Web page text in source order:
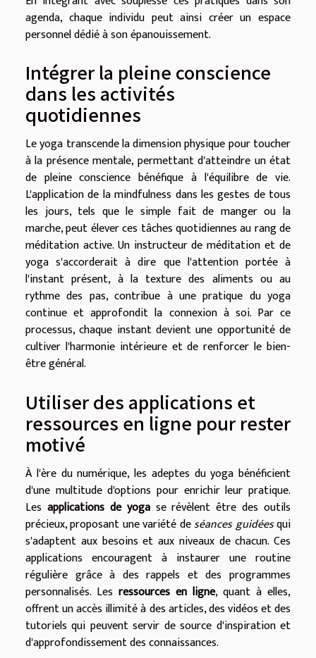
agenda, chaque individu peut ainsi créer un espace
personnel dédié à son épanouissement.
Intégrer la pleine conscience
dans les activités
quotidiennes
Le yoga transcende la dimension physique pour toucher
à la présence mentale, permettant d'atteindre un état
de pleine conscience bénéfique à l'équilibre de vie.
L'application de la mindfulness dans les gestes de tous
les jours, tels que le simple fait de manger ou la
marche, peut élever ces tâches quotidiennes au rang de
méditation active. Un instructeur de méditation et de
yoga s'accorderait à dire que l'attention portée à
l'instant présent, à la texture des aliments ou au
rythme des pas, contribue à une pratique du yoga
continue et approfondit la connexion à soi. Par ce
processus, chaque instant devient une opportunité de
cultiver l'harmonie intérieure et de renforcer le bien-
être général.
Utiliser des applications et
ressources en ligne pour rester
motivé
À l'ère du numérique, les adeptes du yoga bénéficient
d'une multitude d'options pour enrichir leur pratique.
Les applications de yogase révèlent être des outils
précieux, proposant une variété deséances guidéesqui
s'adaptent aux besoins et aux niveaux de chacun. Ces
applications encouragent à instaurer une routine
régulière grâce à des rappels et des programmes
personnalisés. Les ressources en ligne, quant à elles,
offrent un accès illimité à des articles, des vidéos et des
tutoriels qui peuvent servir de source d'inspiration et
d'approfondissement des connaissances.